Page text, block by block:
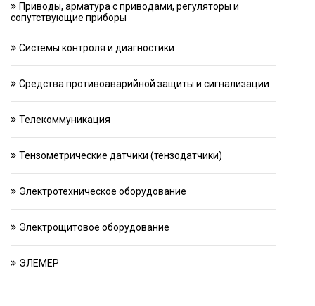
Приводы, арматура с приводами, регуляторы и
сопутствующие приборы
Системы контроля и диагностики
Средства противоаварийной защиты и сигнализации
Телекоммуникация
Тензометрические датчики (тензодатчики)
Электротехническое оборудование
Электрощитовое оборудование
ЭЛЕМЕР